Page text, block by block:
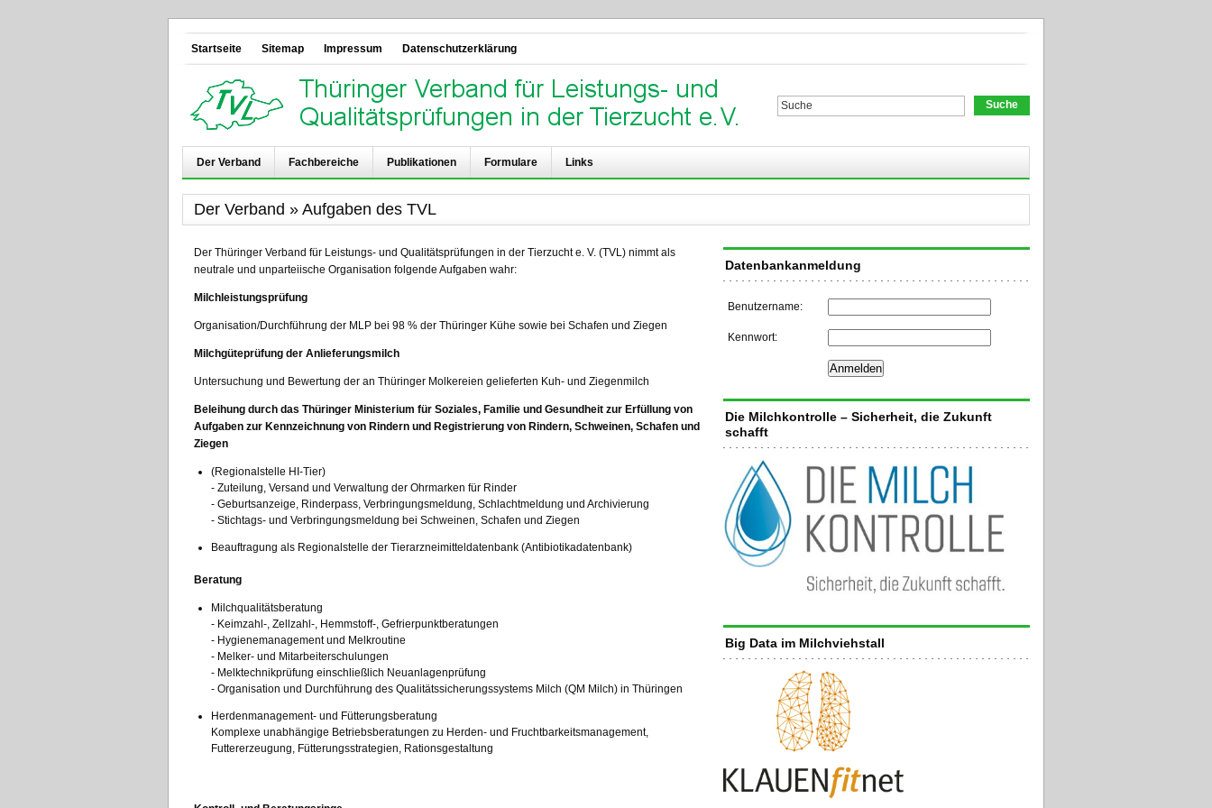
Startseite Sitemap Impressum Datenschutzerklärung
Suchformular
Der Verband Fachbereiche Publikationen Formulare Links
Der Verband » Aufgaben des TVL
Datenbankanmeldung
Benutzername:
Kennwort:
Die Milchkontrolle – Sicherheit, die Zukunft
schafft
Big Data im Milchviehstall
Der Thüringer Verband für Leistungs- und Qualitätsprüfungen in der Tierzucht e. V. (TVL) nimmt als
neutrale und unparteiische Organisation folgende Aufgaben wahr:
Milchleistungsprüfung
Organisation/Durchführung der MLP bei 98 % der Thüringer Kühe sowie bei Schafen und Ziegen
Milchgüteprüfung der Anlieferungsmilch
Untersuchung und Bewertung der an Thüringer Molkereien gelieferten Kuh- und Ziegenmilch
Beleihung durch das Thüringer Ministerium für Soziales, Familie und Gesundheit zur Erfüllung von
Aufgaben zur Kennzeichnung von Rindern und Registrierung von Rindern, Schweinen, Schafen und
Ziegen
(Regionalstelle HI-Tier)
- Zuteilung, Versand und Verwaltung der Ohrmarken für Rinder
- Geburtsanzeige, Rinderpass, Verbringungsmeldung, Schlachtmeldung und Archivierung
- Stichtags- und Verbringungsmeldung bei Schweinen, Schafen und Ziegen
Beauftragung als Regionalstelle der Tierarzneimitteldatenbank (Antibiotikadatenbank)
Beratung
Milchqualitätsberatung
- Keimzahl-, Zellzahl-, Hemmstoff-, Gefrierpunktberatungen
- Hygienemanagement und Melkroutine
- Melker- und Mitarbeiterschulungen
- Melktechnikprüfung einschließlich Neuanlagenprüfung
- Organisation und Durchführung des Qualitätssicherungssystems Milch (QM Milch) in Thüringen
Herdenmanagement- und Fütterungsberatung
Komplexe unabhängige Betriebsberatungen zu Herden- und Fruchtbarkeitsmanagement,
Futtererzeugung, Fütterungsstrategien, Rationsgestaltung